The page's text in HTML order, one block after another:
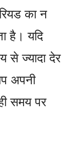
का न
है। यदि
से ज्यादा देर
अपनी
समय पर